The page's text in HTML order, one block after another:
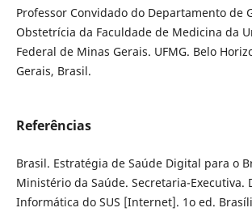
Professor Convidado do Departamento de
Obstetrícia da Faculdade de Medicina da
Federal de Minas Gerais. UFMG. Belo
Gerais, Brasil.
Referências
Brasil. Estratégia de Saúde Digital para o
Ministério da Saúde. Secretaria-Executiva.
Informática do SUS [Internet]. 1o ed.